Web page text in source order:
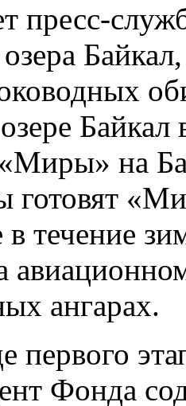
пресс-
Байкал
на
готовят
в течение
ангарах.
первого
Фонда